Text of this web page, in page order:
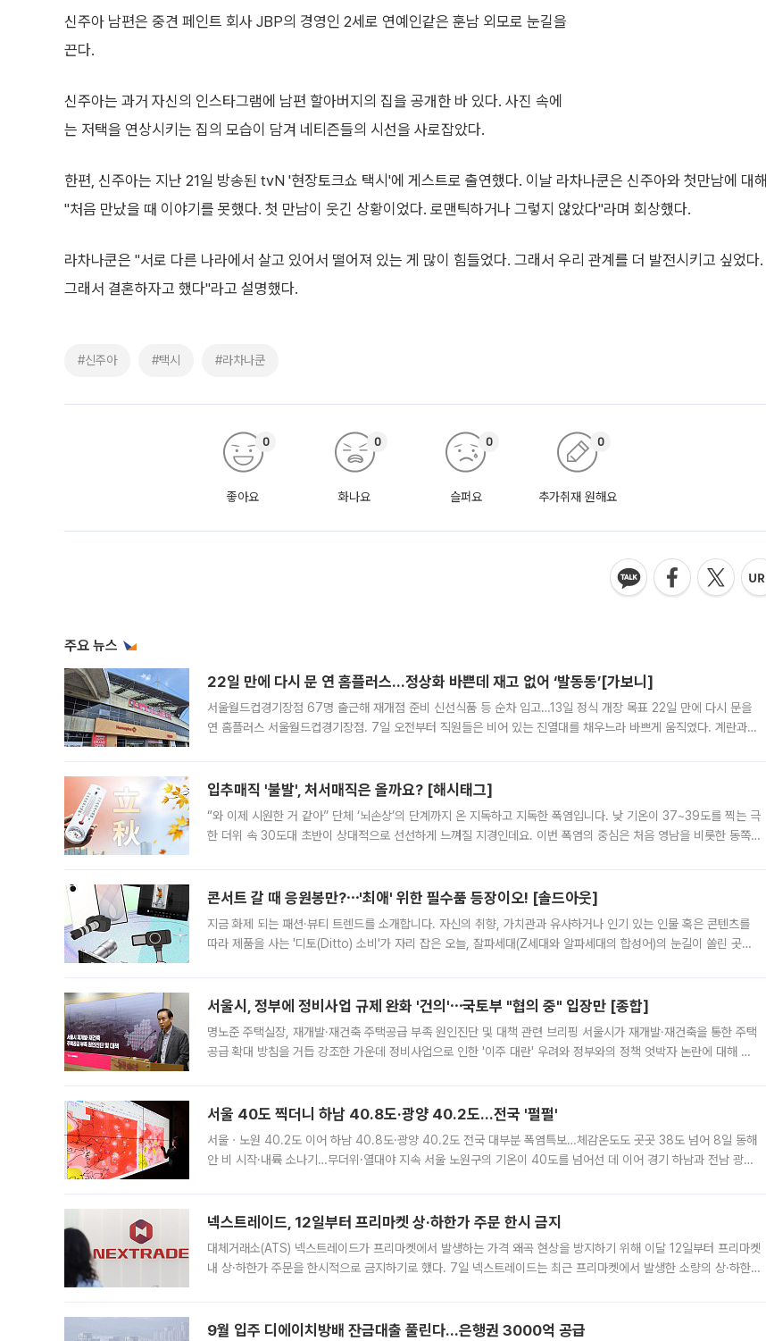
신주아 남편은 중견 페인트 회사 JBP의 경영인 2세로 연예인같은 훈남 외모로 눈길을
끈다.
신주아는 과거 자신의 인스타그램에 남편 할아버지의 집을 공개한 바 있다. 사진 속에
는 저택을 연상시키는 집의 모습이 담겨 네티즌들의 시선을 사로잡았다.
한편, 신주아는 지난 21일 방송된 tvN '현장토크쇼 택시'에 게스트로 출연했다. 이날 라차나쿤은 신주아와 첫만남에 대해
"처음 만났을 때 이야기를 못했다. 첫 만남이 웃긴 상황이었다. 로맨틱하거나 그렇지 않았다"라며 회상했다.
라차나쿤은 "서로 다른 나라에서 살고 있어서 떨어져 있는 게 많이 힘들었다. 그래서 우리 관계를 더 발전시키고 싶었다.
그래서 결혼하자고 했다"라고 설명했다.
#신주아 #택시 #라차나쿤
좋아요
0
화나요
0
슬퍼요
0
추가취재 원해요
0
주요 뉴스
22일 만에 다시 문 연 홈플러스…정상화 바쁜데 재고 없어 ‘발동동’[가보니]
서울월드컵경기장점 67명 출근해 재개점 준비 신선식품 등 순차 입고…13일 정식 개장 목표 22일 만에 다시 문을
연 홈플러스 서울월드컵경기장점. 7일 오전부터 직원들은 비어 있는 진열대를 채우느라 바쁘게 움직였다. 계란과
입추매직 '불발', 처서매직은 올까요? [해시태그]
“와 이제 시원한 거 같아” 단체 ‘뇌손상’의 단계까지 온 지독하고 지독한 폭염입니다. 낮 기온이 37~39도를 찍는 극
한 더위 속 30도대 초반이 상대적으로 선선하게 느껴질 지경인데요. 이번 폭염의 중심은 처음 영남을 비롯한 동쪽
콘서트 갈 때 응원봉만?⋯'최애' 위한 필수품 등장이오! [솔드아웃]
지금 화제 되는 패션·뷰티 트렌드를 소개합니다. 자신의 취향, 가치관과 유사하거나 인기 있는 인물 혹은 콘텐츠를
따라 제품을 사는 '디토(Ditto) 소비'가 자리 잡은 오늘, 잘파세대(Z세대와 알파세대의 합성어)의 눈길이 쏠린 곳은
서울시, 정부에 정비사업 규제 완화 '건의'⋯국토부 "협의 중" 입장만 [종합]
명노준 주택실장, 재개발·재건축 주택공급 부족 원인진단 및 대책 관련 브리핑 서울시가 재개발·재건축을 통한 주택
공급 확대 방침을 거듭 강조한 가운데 정비사업으로 인한 '이주 대란' 우려와 정부와의 정책 엇박자 논란에 대해 정
서울 40도 찍더니 하남 40.8도·광양 40.2도…전국 '펄펄'
서울ㆍ노원 40.2도 이어 하남 40.8도·광양 40.2도 전국 대부분 폭염특보…체감온도도 곳곳 38도 넘어 8일 동해
안 비 시작·내륙 소나기…무더위·열대야 지속 서울 노원구의 기온이 40도를 넘어선 데 이어 경기 하남과 전남 광양
넥스트레이드, 12일부터 프리마켓 상·하한가 주문 한시 금지
대체거래소(ATS) 넥스트레이드가 프리마켓에서 발생하는 가격 왜곡 현상을 방지하기 위해 이달 12일부터 프리마켓
내 상·하한가 주문을 한시적으로 금지하기로 했다. 7일 넥스트레이드는 최근 프리마켓에서 발생한 소량의 상·하한
9월 입주 디에이치방배 잔금대출 풀린다…은행권 3000억 공급